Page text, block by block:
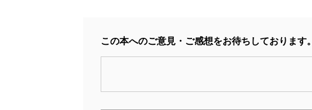
この本へのご意見・ご感想をお待ちしております。